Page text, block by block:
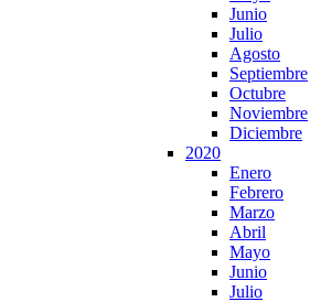
Junio
Julio
Agosto
Septiembre
Octubre
Noviembre
Diciembre
2020
Enero
Febrero
Marzo
Abril
Mayo
Junio
Julio